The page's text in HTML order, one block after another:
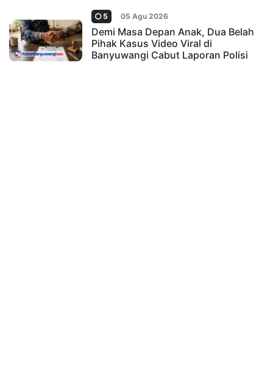
5 05 Agu 2026
Demi Masa Depan Anak, Dua Belah
Pihak Kasus Video Viral di
Banyuwangi Cabut Laporan Polisi